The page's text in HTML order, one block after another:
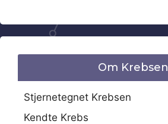
Om Krebsen
Stjernetegnet Krebsen
Kendte Krebs